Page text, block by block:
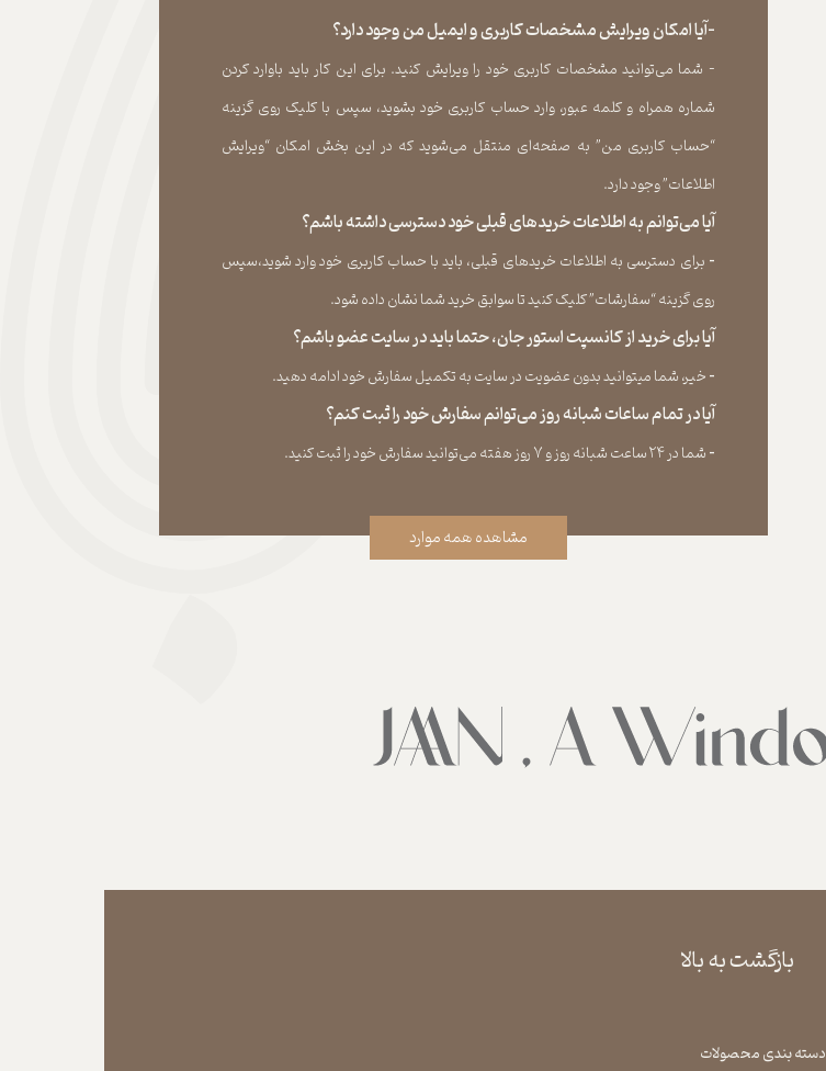
-آیا امکان ویرایش مشخصات کاربری و ایمیل من وجود دارد؟
- شما می‏‌توانید مشخصات کاربری خود را ویرایش کنید. برای این کار باید باوارد کردن
شماره همراه و کلمه عبور، وارد حساب کاربری خود بشوید، سپس با کلیک روی گزینه
“حساب کاربری من” به صفحه‏‌ای منتقل می‏‌شوید که در این بخش امکان “ویرایش
اطلاعات” وجود دارد.​​​​​​​
آیا می‌‏توانم به اطلاعات خریدهای قبلی خود دسترسی داشته باشم؟
​​​​​​​- برای دسترسی به اطلاعات خریدهای قبلی، باید با حساب کاربری خود وارد شوید،سپس
روی گزینه “سفارشات” کلیک کنید تا سوابق خرید شما نشان داده ‏شود.​​​​​​​
آیا برای خرید از کانسپت استور جان، حتما باید در سایت عضو باشم؟
​​​​​​​- خیر، شما میتوانید بدون عضویت در سایت به تکمیل سفارش خود ادامه دهید.​​​​​​​
آیا در تمام ساعات شبانه روز می‌توانم سفارش خود را ثبت کنم؟
​​​​​​​​​​​​​​- شما در ۲۴ ساعت شبانه روز و ۷ روز هفته می‌‏توانید سفارش خود را ثبت کنید.
مشاهده همه موارد
بازگشت به بالا
دسته بندی محصولات